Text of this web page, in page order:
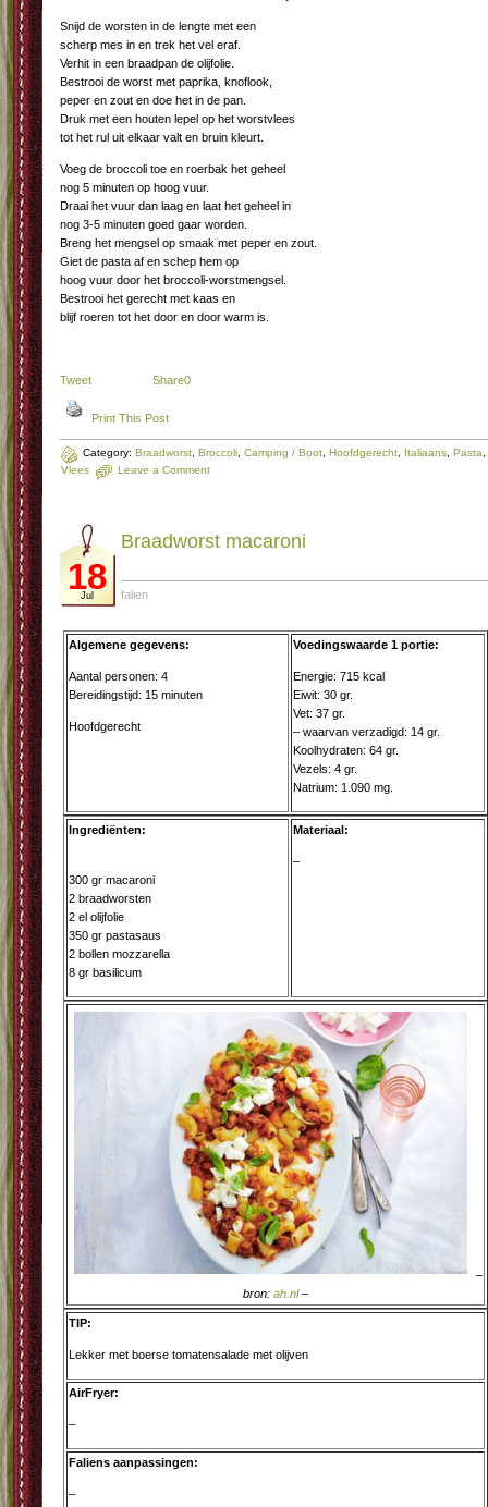
Snijd de worsten in de lengte met een
scherp mes in en trek het vel eraf.
Verhit in een braadpan de olijfolie.
Bestrooi de worst met paprika, knoflook,
peper en zout en doe het in de pan.
Druk met een houten lepel op het worstvlees
tot het rul uit elkaar valt en bruin kleurt.
Voeg de broccoli toe en roerbak het geheel
nog 5 minuten op hoog vuur.
Draai het vuur dan laag en laat het geheel in
nog 3-5 minuten goed gaar worden.
Breng het mengsel op smaak met peper en zout.
Giet de pasta af en schep hem op
hoog vuur door het broccoli-worstmengsel.
Bestrooi het gerecht met kaas en
blijf roeren tot het door en door warm is.
Tweet Share0
Print This Post
Category: Braadworst Broccoli Camping / Boot Hoofdgerecht Italiaans Pasta
Vlees
Leave a Comment
18
Jul
Braad­worst ma­ca­ro­ni
falien
Algemene gegevens:
Aantal personen: 4
Bereidingstijd: 15 minuten
Hoofdgerecht
Voedingswaarde 1 portie:
Energie: 715 kcal
Eiwit: 30 gr.
Vet: 37 gr.
– waarvan verzadigd: 14 gr.
Koolhydraten: 64 gr.
Vezels: 4 gr.
Natrium: 1.090 mg.
Ingrediënten:
300 gr macaroni
2 braadworsten
2 el olijfolie
350 gr pastasaus
2 bollen mozzarella
8 gr basilicum
Materiaal:
–
–
bron: ah.nl–
TIP:
Lekker met boerse tomatensalade met olijven
AirFryer:
–
Faliens aanpassingen:
–